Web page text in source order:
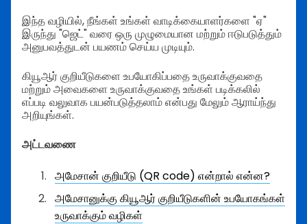
இந்த வழியில், நீங்கள் உங்கள் வாடிக்கையாளர்களை "ஏ"
இருந்து "ஜெட்" வரை ஒரு முழுமையான மற்றும் ஈடுபடுத்தும்
அனுபவத்துடன் பயணம் செய்ய முடியும்.
கியூஆர் குறியீடுகளை உபயோகிப்பதை உருவாக்குவதை
மற்றும் அவைகளை உருவாக்குவதை உங்கள் படிக்கலில்
எப்படி வலுவாக பயன்படுத்தலாம் என்பது மேலும் ஆராய்ந்து
அறியுங்கள்.
அட்டவணை
அமேசான் குறியீடு (QR code) என்றால் என்ன?
அமேசானுக்கு கியூஆர் குறியீடுகளின் உபயோகங்கள்
உருவாக்கும் வழிகள்